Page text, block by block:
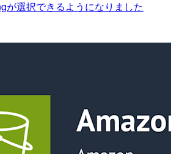
が選択できるようになりました